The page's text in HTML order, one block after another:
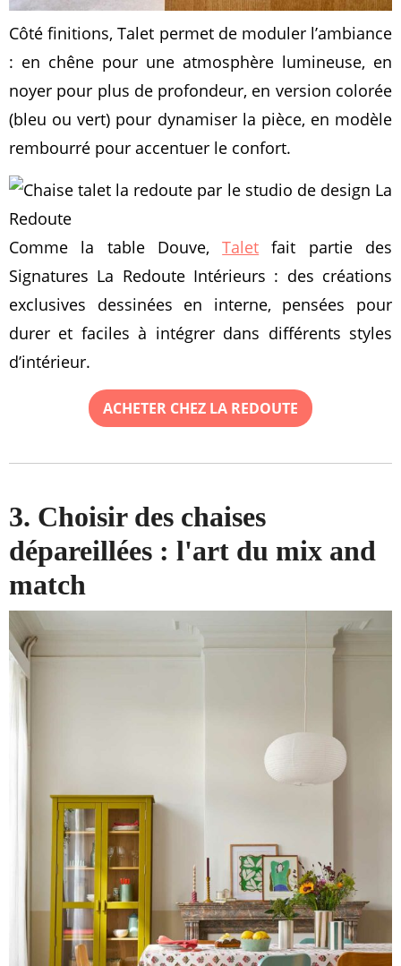
Côté finitions, Talet permet de moduler l’ambiance
: en chêne pour une atmosphère lumineuse, en
noyer pour plus de profondeur, en version colorée
(bleu ou vert) pour dynamiser la pièce, en modèle
rembourré pour accentuer le confort.
Comme la table Douve,Talet fait partie des
Signatures La Redoute Intérieurs : des créations
exclusives dessinées en interne, pensées pour
durer et faciles à intégrer dans différents styles
d’intérieur.
ACHETER CHEZ LA REDOUTE
3. Choisir des chaises
dépareillées : l'art du mix and
match